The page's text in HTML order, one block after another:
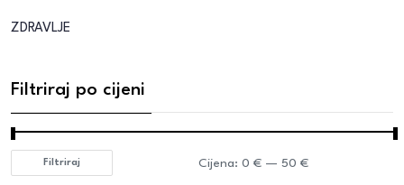
ZDRAVLJE
Filtriraj po cijeni
Filtriraj Cijena: 0 €— 50 €